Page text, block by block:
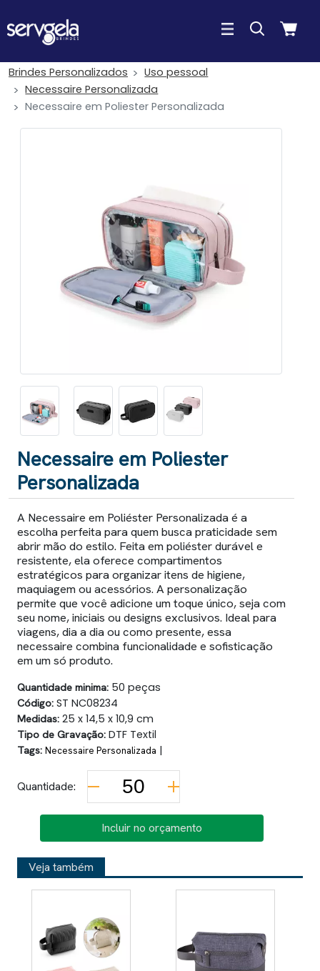
Brindes Personalizados
Uso pessoal
Necessaire Personalizada
Necessaire em Poliester Personalizada
Necessaire em Poliester
Personalizada
A Necessaire em Poliéster Personalizada é a
escolha perfeita para quem busca praticidade sem
abrir mão do estilo. Feita em poliéster durável e
resistente, ela oferece compartimentos
estratégicos para organizar itens de higiene,
maquiagem ou acessórios. A personalização
permite que você adicione um toque único, seja com
seu nome, iniciais ou designs exclusivos. Ideal para
viagens, dia a dia ou como presente, essa
necessaire combina funcionalidade e sofisticação
em um só produto.
Quantidade minima: 50 peças
Código: ST NC08234
Medidas: 25 x 14,5 x 10,9 cm
Tipo de Gravação: DTF Textil
Tags: Necessaire Personalizada |
Quantidade:
Incluir no orçamento
Veja também